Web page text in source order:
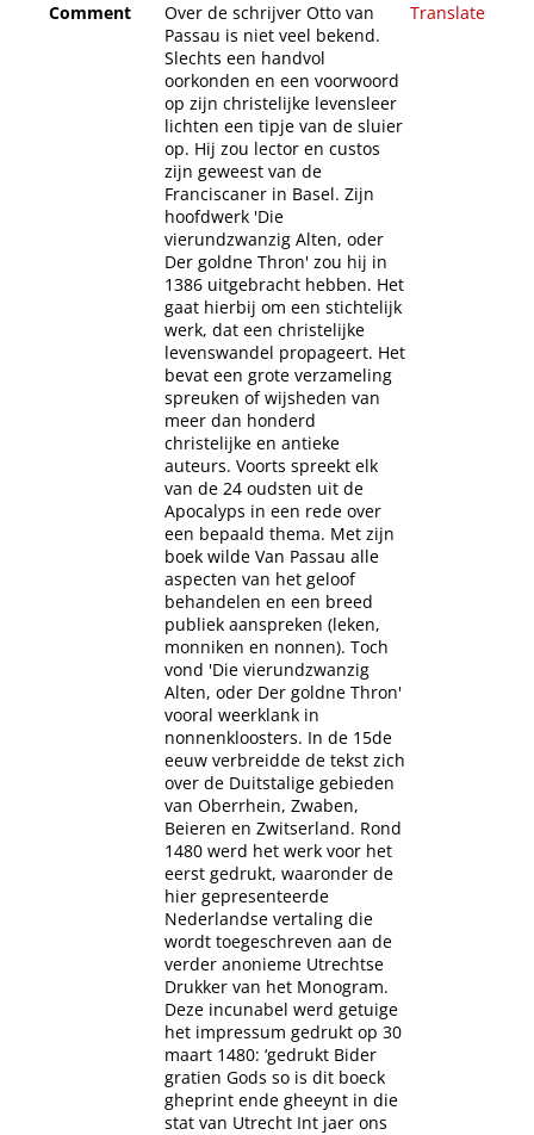
Comment
Over de schrijver Otto van
Passau is niet veel bekend.
Slechts een handvol
oorkonden en een voorwoord
op zijn christelijke levensleer
lichten een tipje van de sluier
op. Hij zou lector en custos
zijn geweest van de
Franciscaner in Basel. Zijn
hoofdwerk 'Die
vierundzwanzig Alten, oder
Der goldne Thron' zou hij in
1386 uitgebracht hebben. Het
gaat hierbij om een stichtelijk
werk, dat een christelijke
levenswandel propageert. Het
bevat een grote verzameling
spreuken of wijsheden van
meer dan honderd
christelijke en antieke
auteurs. Voorts spreekt elk
van de 24 oudsten uit de
Apocalyps in een rede over
een bepaald thema. Met zijn
boek wilde Van Passau alle
aspecten van het geloof
behandelen en een breed
publiek aanspreken (leken,
monniken en nonnen). Toch
vond 'Die vierundzwanzig
Alten, oder Der goldne Thron'
vooral weerklank in
nonnenkloosters. In de 15de
eeuw verbreidde de tekst zich
over de Duitstalige gebieden
van Oberrhein, Zwaben,
Beieren en Zwitserland. Rond
1480 werd het werk voor het
eerst gedrukt, waaronder de
hier gepresenteerde
Nederlandse vertaling die
wordt toegeschreven aan de
verder anonieme Utrechtse
Drukker van het Monogram.
Deze incunabel werd getuige
het impressum gedrukt op 30
maart 1480: ‘gedrukt Bider
gratien Gods so is dit boeck
gheprint ende gheeynt in die
stat van Utrecht Int jaer ons
Translate